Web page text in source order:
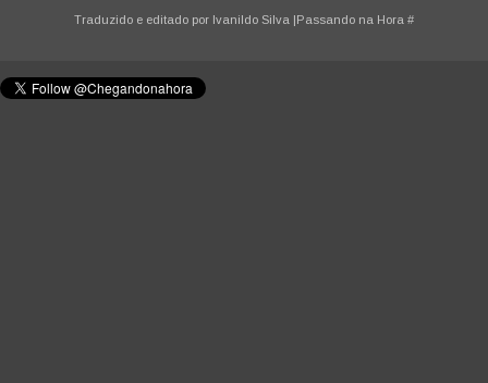
Traduzido e editado por Ivanildo Silva |Passando na Hora #